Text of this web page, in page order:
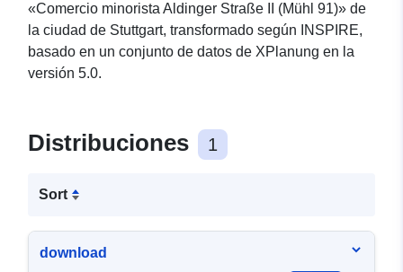
«Comercio minorista Aldinger Straße II (Mühl 91)» de
la ciudad de Stuttgart, transformado según INSPIRE,
basado en un conjunto de datos de XPlanung en la
versión 5.0.
Distribuciones 1
Sort
download